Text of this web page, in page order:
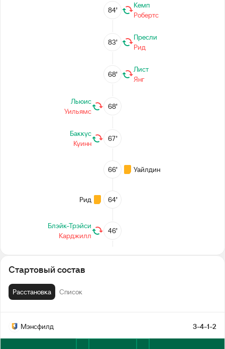
84’
Кемп
Робертс
83’
Пресли
Рид
68’
Лист
Янг
68’
Льюис
Уильямс
67’
Баккус
Куинн
66’ Уайлдин
64’
Рид
46’
Блэйк-Трэйси
Карджилл
Стартовый состав
Расстановка Список
Мэнсфилд 3-4-1-2